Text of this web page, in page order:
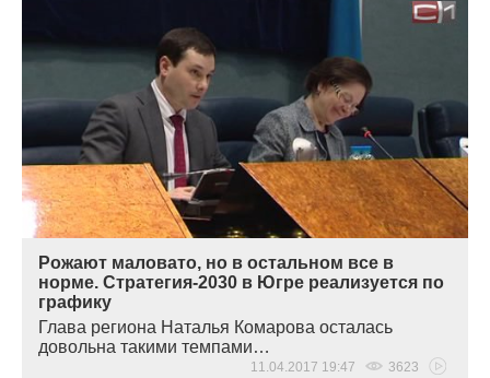
Рожают маловато, но в остальном все в
норме. Стратегия-2030 в Югре реализуется по
графику
Глава региона Наталья Комарова осталась
довольна такими темпами…
11.04.2017 19:47 3623